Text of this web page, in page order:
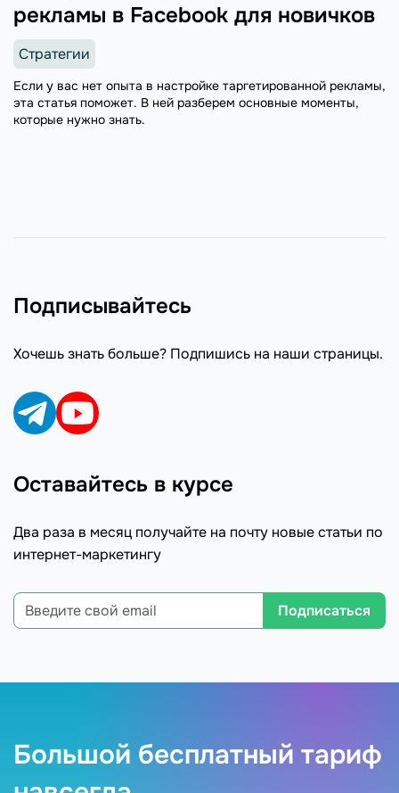
рекламы в Facebook для новичков
Стратегии
Если у вас нет опыта в настройке таргетированной рекламы,
эта статья поможет. В ней разберем основные моменты,
которые нужно знать.
Подписывайтесь
Хочешь знать больше? Подпишись на наши страницы.
Оставайтесь в курсе
Два раза в месяц получайте на почту новые статьи по
интернет-маркетингу
Подписаться
Большой бесплатный тариф